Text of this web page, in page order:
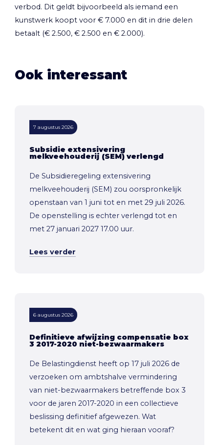
verbod. Dit geldt bijvoorbeeld als iemand een
kunstwerk koopt voor € 7.000 en dit in drie delen
betaalt (€ 2.500, € 2.500 en € 2.000).
Ook interessant
7 augustus 2026
Subsidie extensivering
melkveehouderij (SEM) verlengd
De Subsidieregeling extensivering
melkveehouderij (SEM) zou oorspronkelijk
openstaan van 1 juni tot en met 29 juli 2026.
De openstelling is echter verlengd tot en
met 27 januari 2027 17.00 uur.
Lees verder
6 augustus 2026
Definitieve afwijzing compensatie box
3 2017-2020 niet-bezwaarmakers
De Belastingdienst heeft op 17 juli 2026 de
verzoeken om ambtshalve vermindering
van niet-bezwaarmakers betreffende box 3
voor de jaren 2017-2020 in een collectieve
beslissing definitief afgewezen. Wat
betekent dit en wat ging hieraan vooraf?